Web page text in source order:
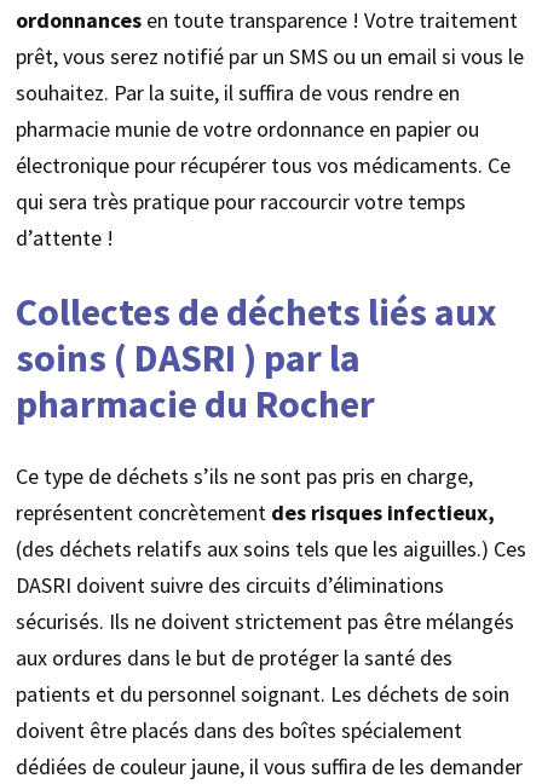
ordonnancesen toute transparence ! Votre traitement
prêt, vous serez notifié par un SMS ou un email si vous le
souhaitez. Par la suite, il suffira de vous rendre en
pharmacie munie de votre ordonnance en papier ou
électronique pour récupérer tous vos médicaments. Ce
qui sera très pratique pour raccourcir votre temps
d’attente !
Collectes de déchets liés aux
soins ( DASRI ) par la
pharmacie du Rocher
Ce type de déchets s’ils ne sont pas pris en charge,
représentent concrètement des risques infectieux,
(des déchets relatifs aux soins tels que les aiguilles.) Ces
DASRI doivent suivre des circuits d’éliminations
sécurisés. Ils ne doivent strictement pas être mélangés
aux ordures dans le but de protéger la santé des
patients et du personnel soignant. Les déchets de soin
doivent être placés dans des boîtes spécialement
dédiées de couleur jaune, il vous suffira de les demander